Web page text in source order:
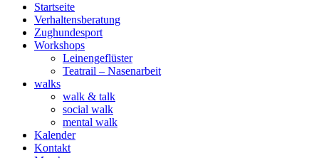
Startseite
Verhaltensberatung
Zughundesport
Workshops
Leinengeflüster
Teatrail – Nasenarbeit
walks
walk & talk
social walk
mental walk
Kalender
Kontakt